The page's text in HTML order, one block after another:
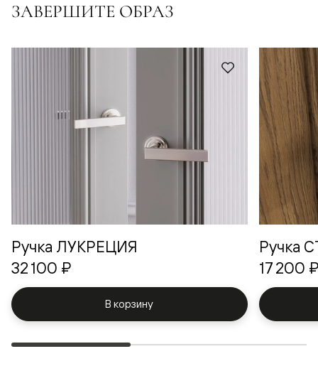
ЗАВЕРШИТЕ ОБРАЗ
Ручка ЛУКРЕЦИЯ
32 100 ₽
В корзину
Ручка
17 200